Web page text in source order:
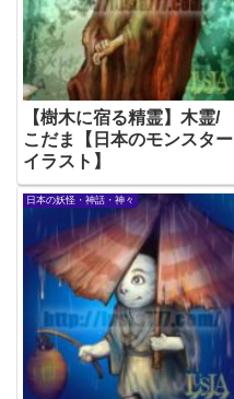
【樹木に宿る精霊】木霊/
こだま【日本のモンスター
イラスト】
日本の妖怪・神話・神々